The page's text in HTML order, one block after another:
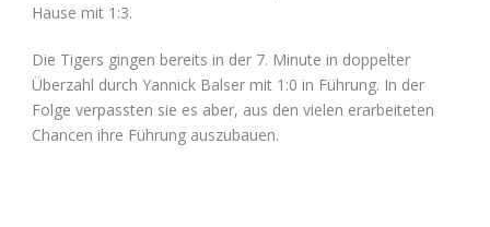
Hause mit 1:3.
Die Tigers gingen bereits in der 7. Minute in doppelter
Überzahl durch Yannick Balser mit 1:0 in Führung. In der
Folge verpassten sie es aber, aus den vielen erarbeiteten
Chancen ihre Führung auszubauen.